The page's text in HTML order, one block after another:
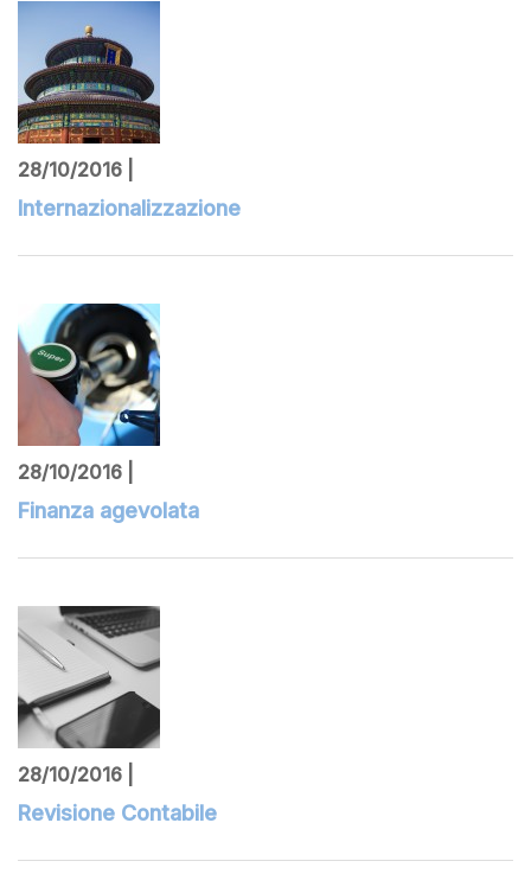
28/10/2016 |
Internazionalizzazione
28/10/2016 |
Finanza agevolata
28/10/2016 |
Revisione Contabile